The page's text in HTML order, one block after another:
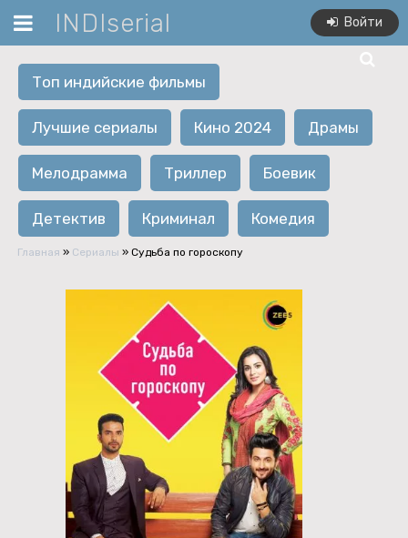
INDIserial Войти
Топ индийские фильмы
Лучшие сериалы Кино 2024 Драмы
Мелодрамма Триллер Боевик
Детектив Криминал Комедия
Главная » Сериалы » Судьба по гороскопу